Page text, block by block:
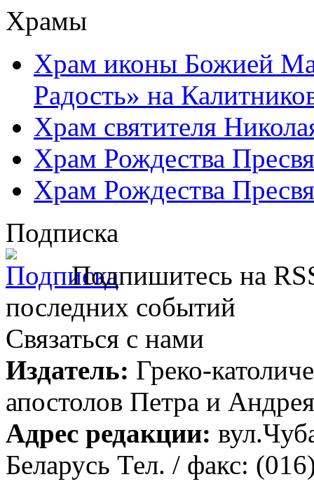
Храмы
Храм иконы Божией
Радость» на
Храм святителя
Храм Рождества
Храм Рождества
Подписка
Подпишитесь на
последних событий
Связаться с нами
Издатель: Греко-
апостолов Петра и
Адрес редакции:
Беларусь Тел. / факс: